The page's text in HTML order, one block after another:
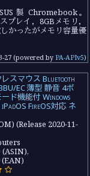
製 Chromebook。
プレイ，8GBメモリ，
かったがメモリ容量優
27(powered by PA-APIv5)
スマウス Bluetooth
EC 薄型 静音 4ボ
ド機能付 Windows
FireOS対応 ネ
(Release 2020-11-
(EAN)